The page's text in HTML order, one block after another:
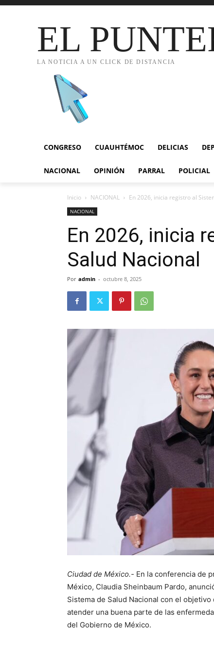
EL
LA NOTICIA A UN CLICK DE DISTANCIA
CONGRESO CUAUHTÉMOC DELICIAS
NACIONAL OPINIÓN PARRAL POLICIAL
Inicio NACIONAL En 2026, inicia registro al
NACIONAL
En 2026, inicia
Salud Nacional
Por admin - octubre 8, 2025
Ciudad de México.- En la conferencia de
México, Claudia Sheinbaum Pardo,
Sistema de Salud Nacional con el
atender una buena parte de las
del Gobierno de México.